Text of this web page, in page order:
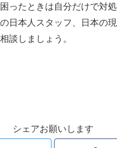
ったときは自分だけで対
日本人スタッフ、日本の
談しましょう。
シェアお願いします